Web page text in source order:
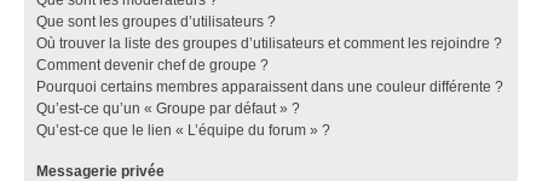
Que sont les groupes d’utilisateurs ?
Où trouver la liste des groupes d’utilisateurs et comment les rejoindre ?
Comment devenir chef de groupe ?
Pourquoi certains membres apparaissent dans une couleur différente ?
Qu’est-ce qu’un « Groupe par défaut » ?
Qu’est-ce que le lien « L’équipe du forum » ?
Messagerie privée